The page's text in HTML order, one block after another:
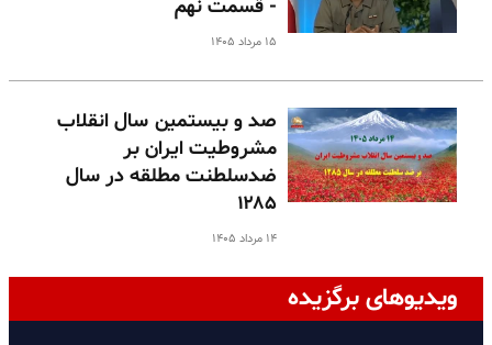
- قسمت نهم
۱۵ مرداد ۱۴۰۵
صد و بیستمین سال انقلاب
مشروطیت ایران بر
ضدسلطنت مطلقه در سال
۱۲۸۵
۱۴ مرداد ۱۴۰۵
ویدیوهای برگزیده